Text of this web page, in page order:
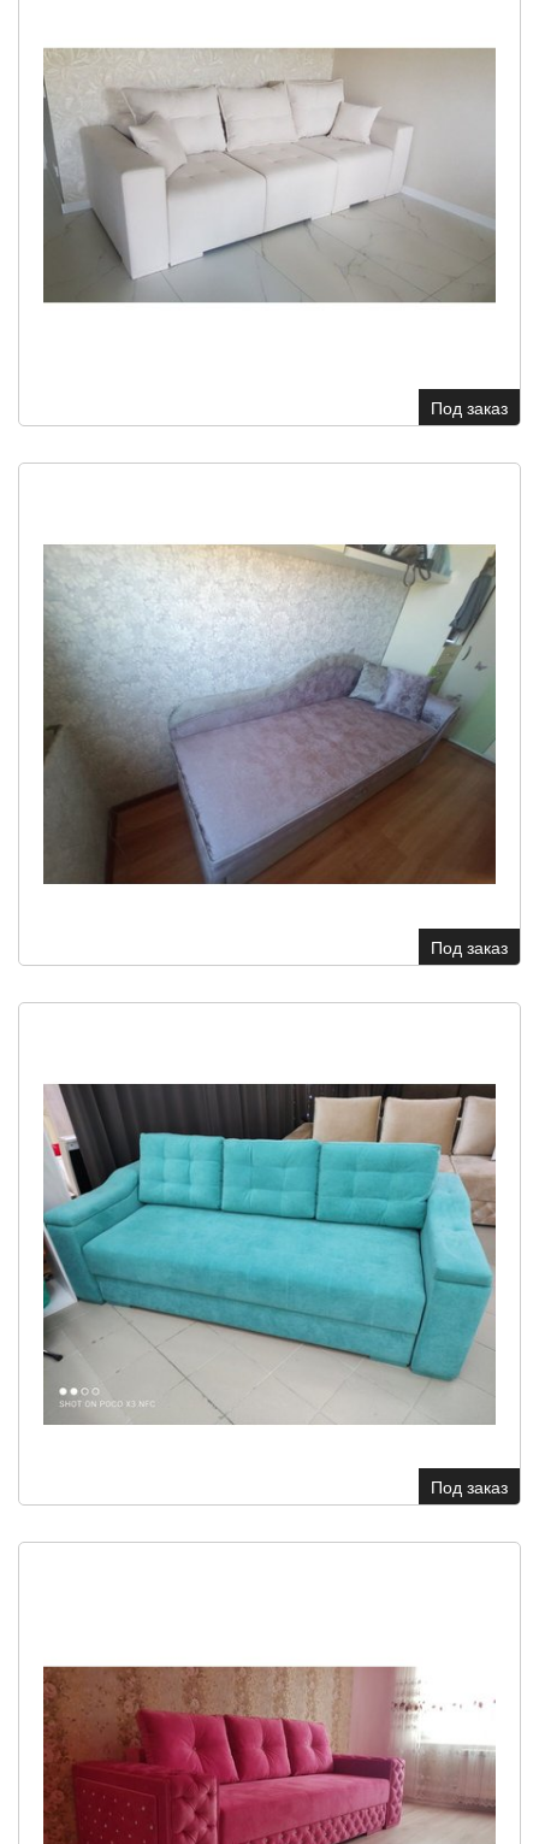
Под заказ
Под заказ
Под заказ